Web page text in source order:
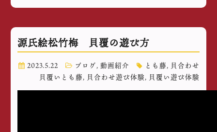
源氏絵松竹梅 貝覆の遊び方
2023.5.22 ブログ, 動画紹介 とも藤, 貝合わせ
貝覆いとも藤, 貝合わせ遊び体験, 貝覆い遊び体験